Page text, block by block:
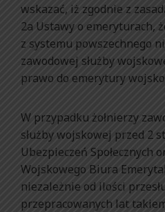
wskazać, iż zgodnie z
2a Ustawy o emeryturach,
z systemu powszechnego
zawodowej służby
prawo do emerytury
W przypadku żołnierzy
służby wojskowej przed 2
Ubezpieczeń Społecznych
Wojskowego Biura
niezależnie od ilości
przepracowanych lat